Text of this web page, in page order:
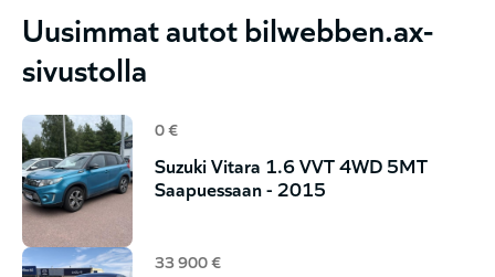
Uusimmat autot bilwebben.ax-
sivustolla
0 €
Suzuki Vitara 1.6 VVT 4WD 5MT
Saapuessaan - 2015
33 900 €